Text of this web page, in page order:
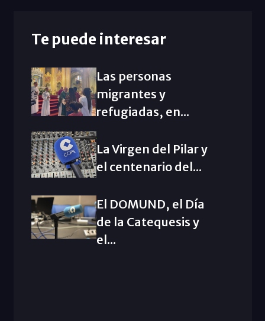
Te puede interesar
Las personas
migrantes y
refugiadas, en...
La Virgen del Pilar y
el centenario del...
El DOMUND, el Día
de la Catequesis y
el...